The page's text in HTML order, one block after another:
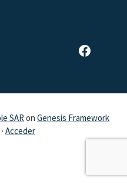
Página de Facebook de SAR
SARon Genesis Framework
· Acceder